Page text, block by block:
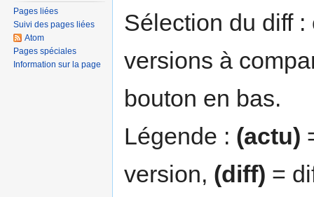
Sélection du diff
versions à
bouton en bas.
Légende : (actu)
version, (diff) =
Pages liées
Suivi des pages liées
Atom
Pages spéciales
Information sur la page